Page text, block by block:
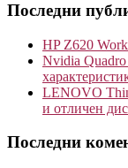
Последни
HP Z620
Nvidia
LENOVO
и отличен
Последни